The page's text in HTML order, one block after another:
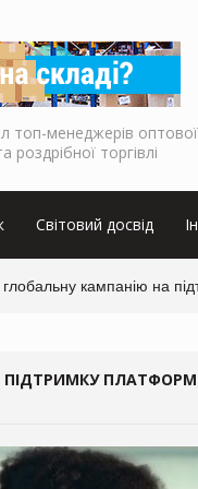
топ-менеджерів оптової
роздрібної торгівлі
Світовий досвід
кампанію на
ПІДТРИМКУ